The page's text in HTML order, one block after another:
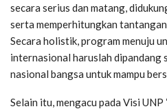
secara serius dan matang,
serta memperhitungkan
Secara holistik, program menuju
internasional haruslah dipandang
nasional bangsa untuk mampu
Selain itu, mengacu pada Visi